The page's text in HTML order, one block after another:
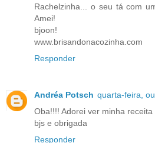
Rachelzinha... o seu tá com
Amei!
bjoon!
www.brisandonacozinha.com
Responder
Andréa Potsch quarta-feira,
Oba!!!! Adorei ver minha
bjs e obrigada
Responder